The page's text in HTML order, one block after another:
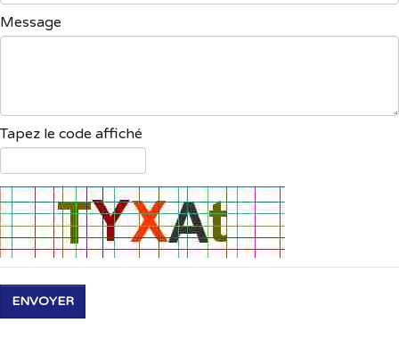
Message
Tapez le code affiché
ENVOYER